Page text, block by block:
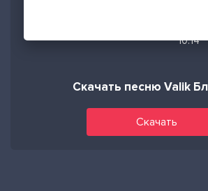
05-
10:14
Скачать песню Valik
Скачать